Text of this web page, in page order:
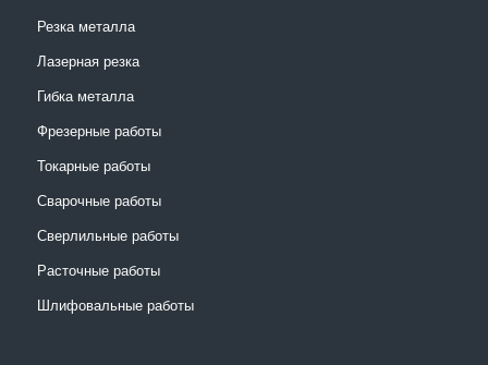
Резка металла
Лазерная резка
Гибка металла
Фрезерные работы
Токарные работы
Сварочные работы
Сверлильные работы
Расточные работы
Шлифовальные работы